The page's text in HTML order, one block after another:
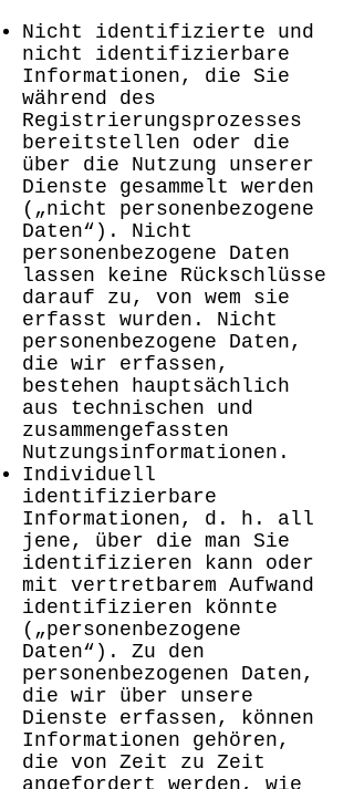
Nicht identifizierte und
nicht identifizierbare
Informationen, die Sie
während des
Registrierungsprozesses
bereitstellen oder die
über die Nutzung unserer
Dienste gesammelt werden
(„nicht personenbezogene
Daten“). Nicht
personenbezogene Daten
lassen keine Rückschlüsse
darauf zu, von wem sie
erfasst wurden. Nicht
personenbezogene Daten,
die wir erfassen,
bestehen hauptsächlich
aus technischen und
zusammengefassten
Nutzungsinformationen.
Individuell
identifizierbare
Informationen, d. h. all
jene, über die man Sie
identifizieren kann oder
mit vertretbarem Aufwand
identifizieren könnte
(„personenbezogene
Daten“). Zu den
personenbezogenen Daten,
die wir über unsere
Dienste erfassen, können
Informationen gehören,
die von Zeit zu Zeit
angefordert werden, wie